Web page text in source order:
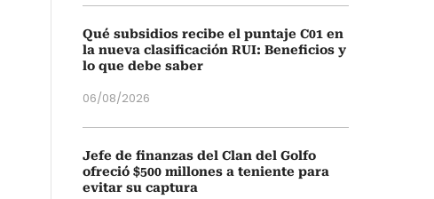
Qué subsidios recibe el puntaje C01 en
la nueva clasificación RUI: Beneficios y
lo que debe saber
06/08/2026
Jefe de finanzas del Clan del Golfo
ofreció $500 millones a teniente para
evitar su captura